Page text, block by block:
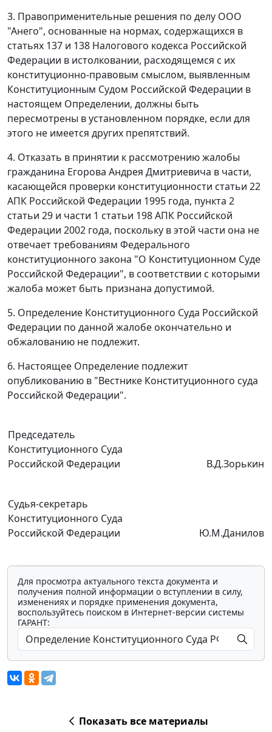
3. Правоприменительные решения по делу ООО
"Анего", основанные на нормах, содержащихся в
статьях 137 и 138 Налогового кодекса Российской
Федерации в истолковании, расходящемся с их
конституционно-правовым смыслом, выявленным
Конституционным Судом Российской Федерации в
настоящем Определении, должны быть
пересмотрены в установленном порядке, если для
этого не имеется других препятствий.
4. Отказать в принятии к рассмотрению жалобы
гражданина Егорова Андрея Дмитриевича в части,
касающейся проверки конституционности статьи 22
АПК Российской Федерации 1995 года, пункта 2
статьи 29 и части 1 статьи 198АПК Российской
Федерации 2002 года, поскольку в этой части она не
отвечает требованиям Федерального
конституционного закона "О Конституционном Суде
Российской Федерации", в соответствии с которыми
жалоба может быть признана допустимой.
5. Определение Конституционного Суда Российской
Федерации по данной жалобе окончательно и
обжалованию не подлежит.
6. Настоящее Определение подлежит
опубликованию в "Вестнике Конституционного суда
Российской Федерации".
Председатель
Конституционного Суда
Российской Федерации
В.Д.Зорькин
Судья-секретарь
Конституционного Суда
Российской Федерации
Ю.М.Данилов
Для просмотра актуального текста документа и
получения полной информации о вступлении в силу,
изменениях и порядке применения документа,
воспользуйтесь поиском в Интернет-версии системы
ГАРАНТ:
Показать все материалы